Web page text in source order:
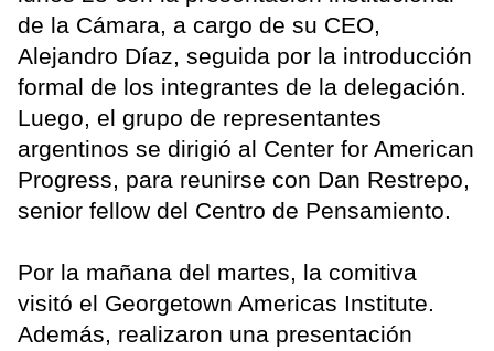
de la Cámara, a cargo de su CEO,
Alejandro Díaz, seguida por la introducción
formal de los integrantes de la delegación.
Luego, el grupo de representantes
argentinos se dirigió al Center for American
Progress, para reunirse con Dan Restrepo,
senior fellow del Centro de Pensamiento.
Por la mañana del martes, la comitiva
visitó el Georgetown Americas Institute.
Además, realizaron una presentación